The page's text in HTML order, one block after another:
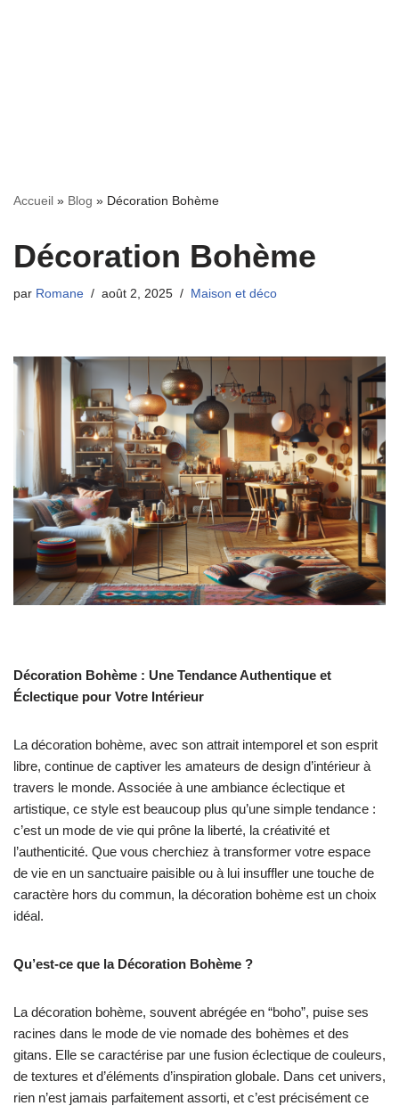
Accueil » Blog » Décoration Bohème
Décoration Bohème
par Romane août 2, 2025 Maison et déco
Décoration Bohème : Une Tendance Authentique et
Éclectique pour Votre Intérieur
La décoration bohème, avec son attrait intemporel et son esprit
libre, continue de captiver les amateurs de design d’intérieur à
travers le monde. Associée à une ambiance éclectique et
artistique, ce style est beaucoup plus qu’une simple tendance :
c’est un mode de vie qui prône la liberté, la créativité et
l’authenticité. Que vous cherchiez à transformer votre espace
de vie en un sanctuaire paisible ou à lui insuffler une touche de
caractère hors du commun, la décoration bohème est un choix
idéal.
Qu’est-ce que la Décoration Bohème ?
La décoration bohème, souvent abrégée en “boho”, puise ses
racines dans le mode de vie nomade des bohèmes et des
gitans. Elle se caractérise par une fusion éclectique de couleurs,
de textures et d’éléments d’inspiration globale. Dans cet univers,
rien n’est jamais parfaitement assorti, et c’est précisément ce